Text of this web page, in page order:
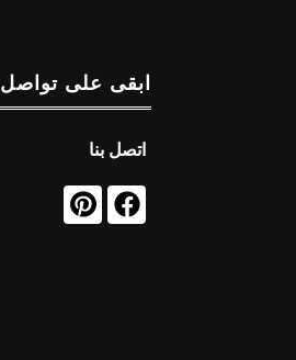
ابقى على تواصل
اتصل بنا